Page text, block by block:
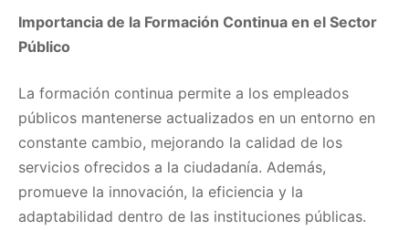
Importancia de la Formación Continua en el Sector
Público
La formación continua permite a los empleados
públicos mantenerse actualizados en un entorno en
constante cambio, mejorando la calidad de los
servicios ofrecidos a la ciudadanía. Además,
promueve la innovación, la eficiencia y la
adaptabilidad dentro de las instituciones públicas.